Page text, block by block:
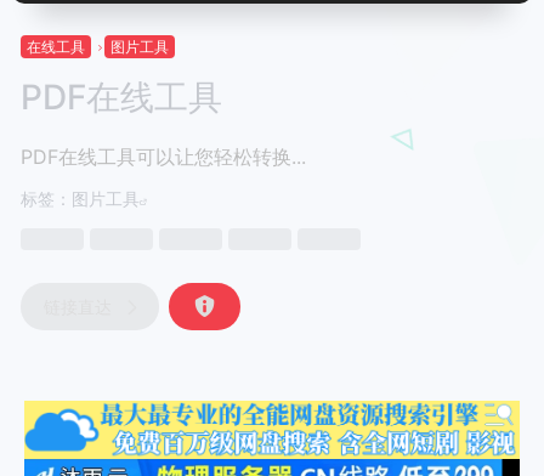
在线工具 图片工具
PDF在线工具
PDF在线工具可以让您轻松转换...
标签： 图片工具